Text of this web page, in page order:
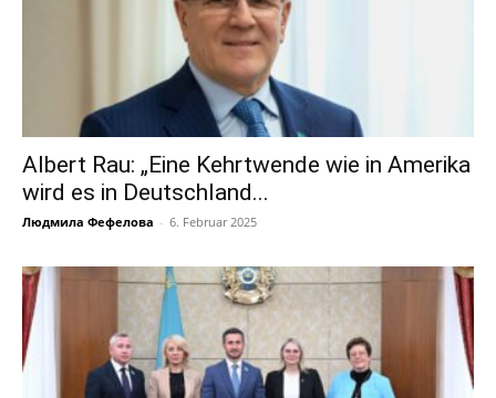
Albert Rau: „Eine Kehrtwende wie in Amerika
wird es in Deutschland...
Людмила Фефелова - 6. Februar 2025